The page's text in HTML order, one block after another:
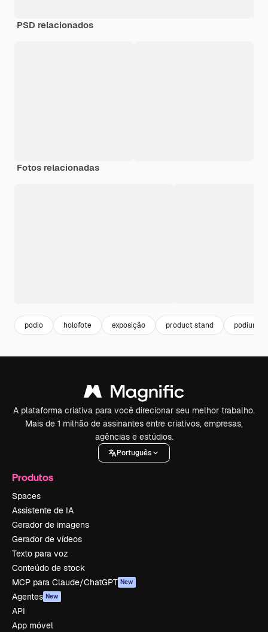
PSD relacionados
Fotos relacionadas
podio holofote exposição product stand podium
A plataforma criativa para você direcionar seu melhor trabalho.
Mais de 1 milhão de assinantes entre criativos, empresas,
agências e estúdios.
Português
Produtos
Spaces
Assistente de IA
Gerador de imagens
Gerador de vídeos
Texto para voz
Conteúdo de stock
MCP para Claude/ChatGPT New
Agentes New
API
App móvel